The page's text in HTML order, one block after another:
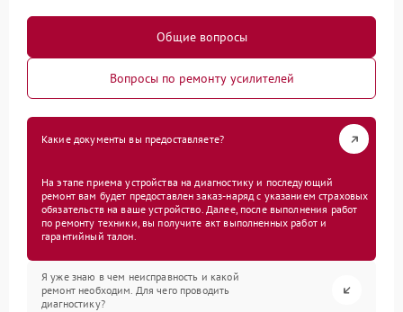
Общие вопросы
Вопросы по ремонту усилителей
Какие документы вы предоставляете?
На этапе приема устройства на диагностику и последующий
ремонт вам будет предоставлен заказ-наряд с указанием страховых
обязательств на ваше устройство. Далее, после выполнения работ
по ремонту техники, вы получите акт выполненных работ и
гарантийный талон.
Я уже знаю в чем неисправность и какой
ремонт необходим. Для чего проводить
диагностику?